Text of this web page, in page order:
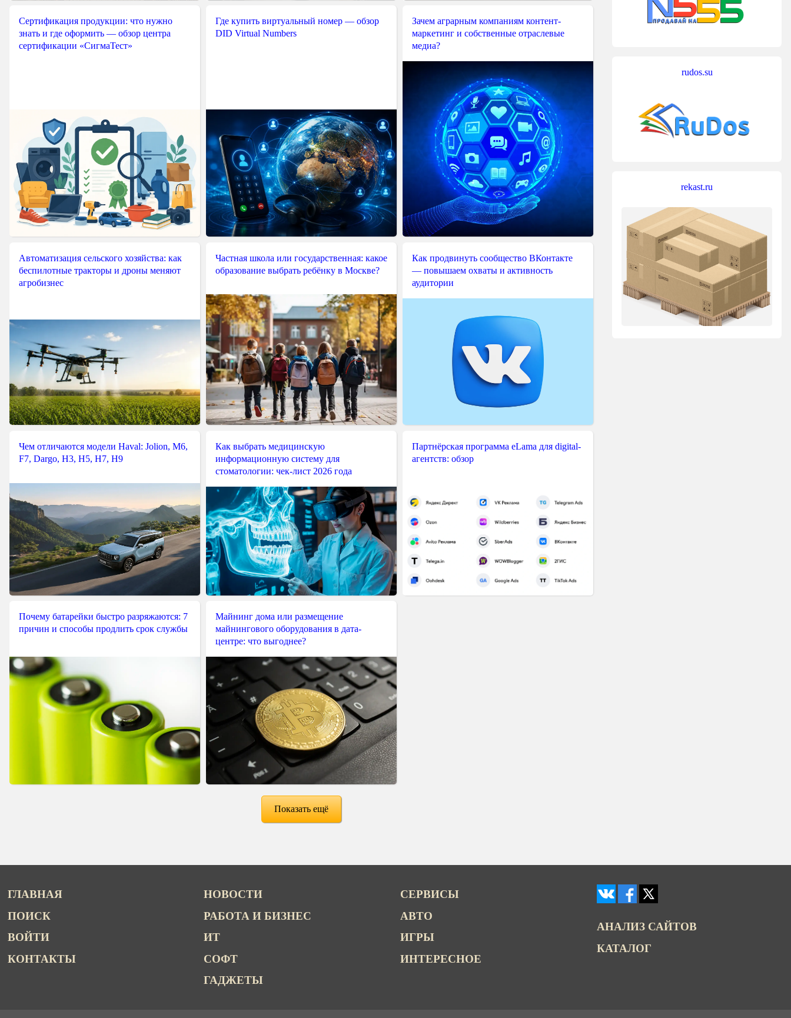
Сертификация продукции: что нужно
знать и где оформить — обзор центра
сертификации «СигмаТест»
Где купить виртуальный номер — обзор
DID Virtual Numbers
Зачем аграрным компаниям контент-
маркетинг и собственные отраслевые
медиа?
Автоматизация сельского хозяйства: как
беспилотные тракторы и дроны меняют
агробизнес
Частная школа или государственная: какое
образование выбрать ребёнку в Москве?
Как продвинуть сообщество ВКонтакте
— повышаем охваты и активность
аудитории
Чем отличаются модели Haval: Jolion, M6,
F7, Dargo, H3, H5, H7, H9
Как выбрать медицинскую
информационную систему для
стоматологии: чек-лист 2026 года
Партнёрская программа eLama для digital-
агентств: обзор
Почему батарейки быстро разряжаются: 7
причин и способы продлить срок службы
Майнинг дома или размещение
майнингового оборудования в дата-
центре: что выгоднее?
Показать ещё
rudos.su
rekast.ru
ГЛАВНАЯ
ПОИСК
ВОЙТИ
КОНТАКТЫ
НОВОСТИ
РАБОТА И БИЗНЕС
ИТ
СОФТ
ГАДЖЕТЫ
СЕРВИСЫ
АВТО
ИГРЫ
ИНТЕРЕСНОЕ
АНАЛИЗ САЙТОВ
КАТАЛОГ